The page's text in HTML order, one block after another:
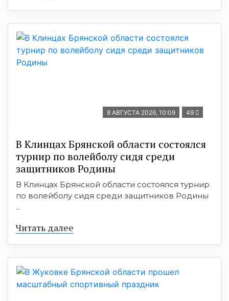
8 АВГУСТА 2026, 10:09 49
В Клинцах Брянской области состоялся
турнир по волейболу сидя среди
защитников Родины
В Клинцах Брянской области состоялся турнир
по волейболу сидя среди защитников Родины
...
Читать далее